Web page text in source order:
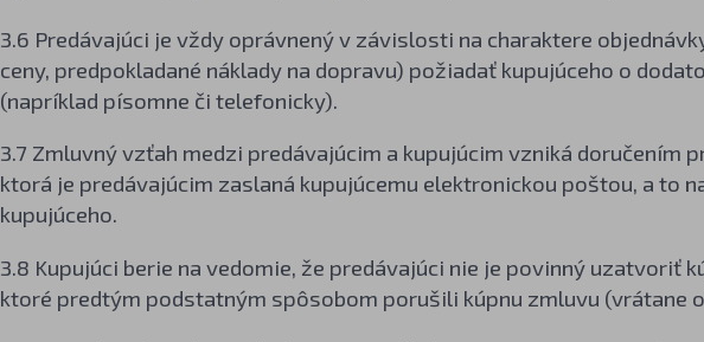
3.6 Predávajúci je vždy oprávnený v závislosti na charaktere
ceny, predpokladané náklady na dopravu) požiadať kupujúceho o
(napríklad písomne či telefonicky).
3.7 Zmluvný vzťah medzi predávajúcim a kupujúcim vzniká doručením
ktorá je predávajúcim zaslaná kupujúcemu elektronickou poštou, a to
kupujúceho.
3.8 Kupujúci berie na vedomie, že predávajúci nie je povinný uzatvoriť
ktoré predtým podstatným spôsobom porušili kúpnu zmluvu (vrátane